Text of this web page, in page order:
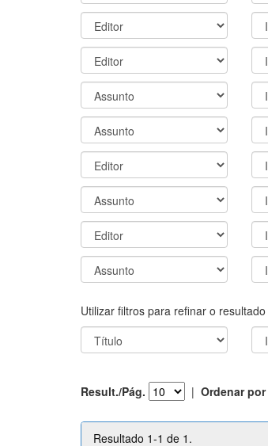
Utilizar filtros para refinar o
Result./Pág. | Ordenar por
Resultado 1-1 de 1.